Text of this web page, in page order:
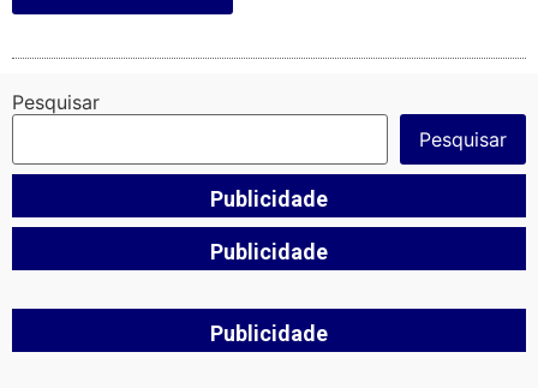
Pesquisar
Pesquisar
Publicidade
Publicidade
Publicidade